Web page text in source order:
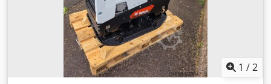
1 /2